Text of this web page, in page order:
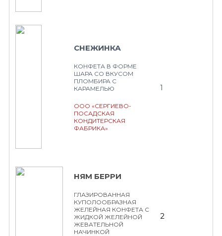
СНЕЖИНКА
КОНФЕТА В ФОРМЕ
ШАРА СО ВКУСОМ
ПЛОМБИРА С
КАРАМЕЛЬЮ
ООО «СЕРГИЕВО-
ПОСАДСКАЯ
КОНДИТЕРСКАЯ
ФАБРИКА»
1
НЯМ БЕРРИ
ГЛАЗИРОВАННАЯ
КУПОЛООБРАЗНАЯ
ЖЕЛЕЙНАЯ КОНФЕТА С
ЖИДКОЙ ЖЕЛЕЙНОЙ
ЖЕВАТЕЛЬНОЙ
НАЧИНКОЙ
2